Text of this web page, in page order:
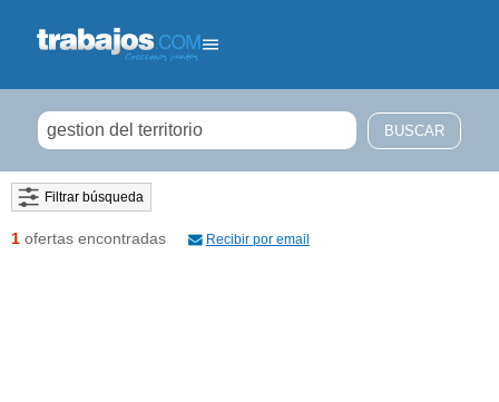
Filtrar búsqueda
1 ofertas encontradas Recibir por email